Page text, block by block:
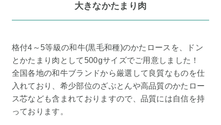
大きなかたまり肉
格付4～5等級の和牛(黒毛和種)のかたロースを、ドン
とかたまり肉として500gサイズでご用意しました！
全国各地の和牛ブランドから厳選して良質なものを仕
入れており、希少部位のざぶとんや高品質のかたロー
ス芯なども含まれておりますので、品質には自信を持
っております。